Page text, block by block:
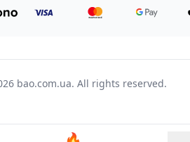
bao.com.ua. All rights reserved.